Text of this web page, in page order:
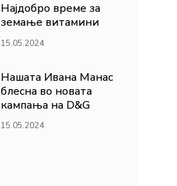
Најдобро време за
земање витамини
15.05.2024
Нашата Ивана Манас
блесна во новата
кампања на D&G
15.05.2024